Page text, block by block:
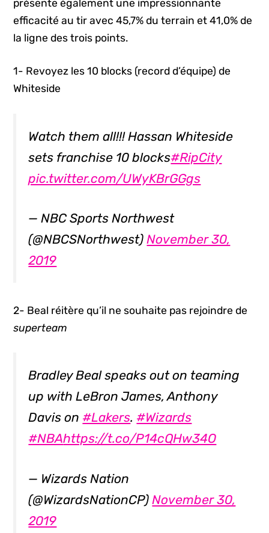
présente également une impressionnante
efficacité au tir avec 45,7% du terrain et 41,0% de
la ligne des trois points.
1- Revoyez les 10 blocks (record d’équipe) de
Whiteside
Watch them all!!! Hassan Whiteside
sets franchise 10 blocks#RipCity
pic.twitter.com/UWyKBrGGgs
— NBC Sports Northwest
(@NBCSNorthwest)November 30,
2019
2- Beal réitère qu’il ne souhaite pas rejoindre de
superteam
Bradley Beal speaks out on teaming
up with LeBron James, Anthony
Davis on #Lakers. #Wizards
#NBAhttps://t.co/P14cQHw34O
— Wizards Nation
(@WizardsNationCP)November 30,
2019